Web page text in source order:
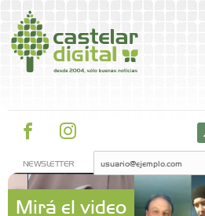
NEWSLETTER
Mirá el video